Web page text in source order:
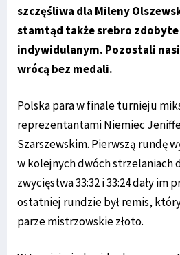
szczęśliwa dla Mileny
stamtąd także srebro
indywidulanym. Pozostali
wrócą bez medali.
Polska para w finale turnieju
reprezentantami Niemiec
Szarszewskim. Pierwszą rundę
w kolejnych dwóch strzelaniach
zwycięstwa 33:32 i 33:24 dały im
ostatniej rundzie był remis,
parze mistrzowskie złoto.